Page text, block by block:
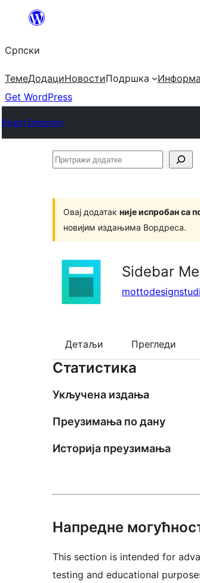
Скочи
садржај
Српски
ТемеДодациНовостиПодршка
Get WordPress
Plugin Directory
Претражи
Овај додатак није испробан са
новијим издањима Вордреса.
Sidebar
Детаљи Прегледи
Статистика
Укључена издања
Преузимања по дану
Историја преузимања
Напредне
This section is intended for
testing and educational